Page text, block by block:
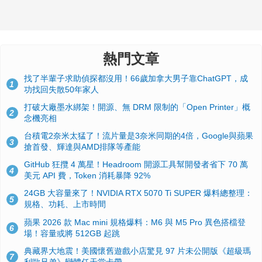
熱門文章
1
找了半輩子求助偵探都沒用！66歲加拿大男子靠ChatGPT，成
功找回失散50年家人
2
打破大廠墨水綁架！開源、無 DRM 限制的「Open Printer」概
念機亮相
3
台積電2奈米太猛了！流片量是3奈米同期的4倍，Google與蘋果
搶首發、輝達與AMD排隊等產能
4
GitHub 狂攬 4 萬星！Headroom 開源工具幫開發者省下 70 萬
美元 API 費，Token 消耗暴降 92%
5
24GB 大容量來了！NVIDIA RTX 5070 Ti SUPER 爆料總整理：
規格、功耗、上市時間
6
蘋果 2026 款 Mac mini 規格爆料：M6 與 M5 Pro 異色搭檔登
場！容量或將 512GB 起跳
7
典藏界大地震！美國懷舊遊戲小店驚見 97 片未公開版《超級瑪